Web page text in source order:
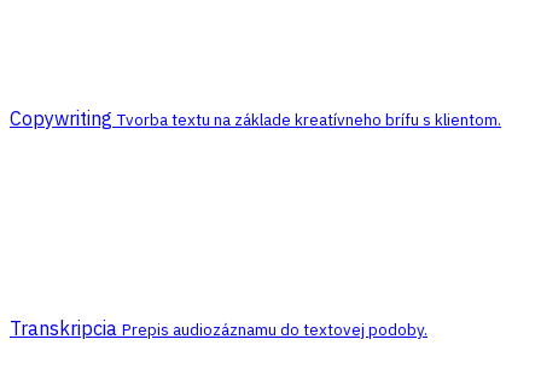
Copywriting Tvorba textu na základe kreatívneho brífu s klientom.
Transkripcia Prepis audiozáznamu do textovej podoby.